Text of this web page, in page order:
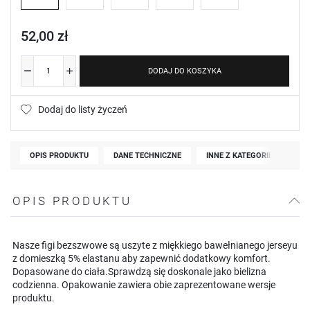
52,00 zł
DODAJ DO KOSZYKA
Dodaj do listy życzeń
OPIS PRODUKTU DANE TECHNICZNE INNE Z KATEGORII
OPIS PRODUKTU
Nasze figi bezszwowe są uszyte z miękkiego bawełnianego jerseyu
z domieszką 5% elastanu aby zapewnić dodatkowy komfort.
Dopasowane do ciała.Sprawdzą się doskonale jako bielizna
codzienna. Opakowanie zawiera obie zaprezentowane wersje
produktu.